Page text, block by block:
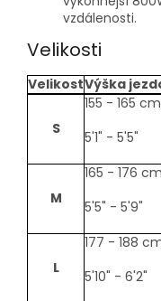
vzdálenosti.
Velikosti
size-
VelikostVýška
S
155 - 165 cm
5'1" - 5'5"
M
165 - 176 cm
5'5" - 5'9"
L
177 - 188
5'10" - 6'2"